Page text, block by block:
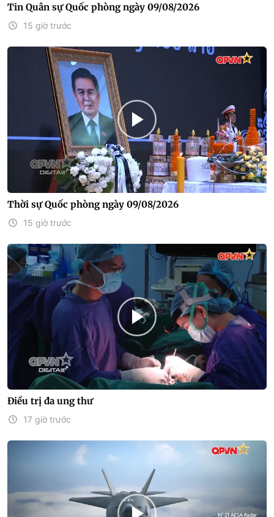
Tin Quân sự Quốc phòng ngày 09/08/2026
15 giờ trước
Thời sự Quốc phòng ngày 09/08/2026
15 giờ trước
Điều trị đa ung thư
17 giờ trước